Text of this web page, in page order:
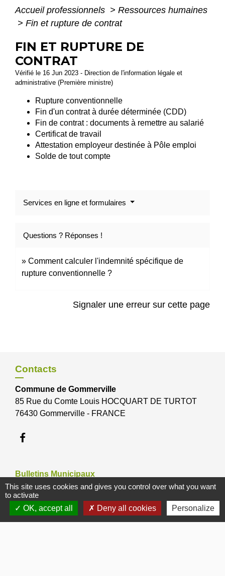
Accueil professionnels > Ressources humaines
> Fin et rupture de contrat
FIN ET RUPTURE DE
CONTRAT
Vérifié le 16 Jun 2023 - Direction de l'information légale et
administrative (Première ministre)
Rupture conventionnelle
Fin d'un contrat à durée déterminée (CDD)
Fin de contrat : documents à remettre au salarié
Certificat de travail
Attestation employeur destinée à Pôle emploi
Solde de tout compte
Services en ligne et formulaires
Questions ? Réponses !
Comment calculer l'indemnité spécifique de
rupture conventionnelle ?
Signaler une erreur sur cette page
Contacts
Commune de Gommerville
85 Rue du Comte Louis HOCQUART DE TURTOT
76430 Gommerville - FRANCE
Bulletins Municipaux
Bulletin municipal 2026
Bulletin municipal 2025
Bulletin municipal 2024
This site uses cookies and gives you control over what you want
to activate
OK, accept all
Deny all cookies Personalize